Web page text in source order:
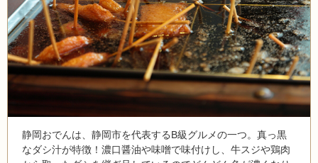
静岡おでんは、静岡市を代表するB級グルメの一つ。真っ黒
なダシ汁が特徴！濃口醤油や味噌で味付けし、牛スジや鶏肉